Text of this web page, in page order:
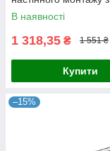
контролем доступу та
магнітним полем для
В наявності
1 318,35 ₴ 1 551 ₴
Купити
–15%